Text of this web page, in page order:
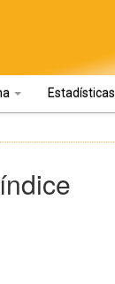
Estadísticas